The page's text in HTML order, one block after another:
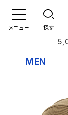
メニュー 探す
MEN